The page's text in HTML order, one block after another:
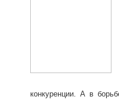
конкуренции. А в